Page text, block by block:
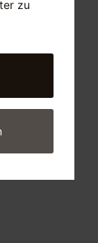
zu